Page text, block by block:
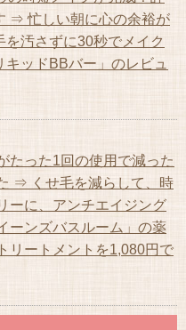
⇒ 忙しい朝に心の余裕が
を汚さずに30秒でメイク
ッドBBバー」のレビュ
たった1回の使用で減った
⇒ くせ毛を減らして、時
ーに、アンチエイジング
ーンズバスルーム」の薬
リートメントを1,080円で